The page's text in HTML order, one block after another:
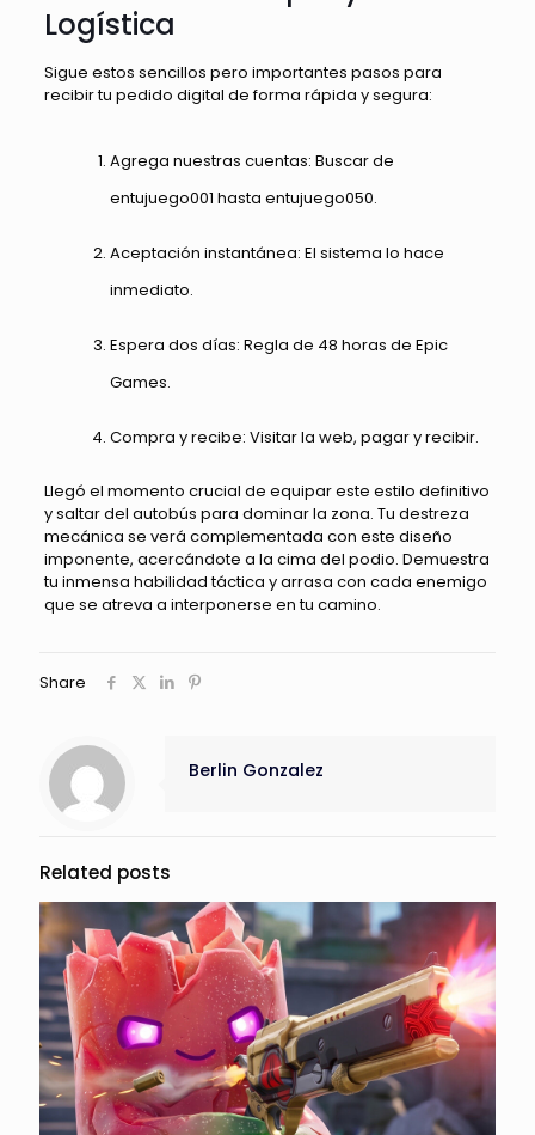
Logística
Sigue estos sencillos pero importantes pasos para
recibir tu pedido digital de forma rápida y segura:
Agrega nuestras cuentas: Buscar de
entujuego001 hasta entujuego050.
Aceptación instantánea: El sistema lo hace
inmediato.
Espera dos días: Regla de 48 horas de Epic
Games.
Compra y recibe: Visitar la web, pagar y recibir.
Llegó el momento crucial de equipar este estilo definitivo
y saltar del autobús para dominar la zona. Tu destreza
mecánica se verá complementada con este diseño
imponente, acercándote a la cima del podio. Demuestra
tu inmensa habilidad táctica y arrasa con cada enemigo
que se atreva a interponerse en tu camino.
Share
Berlin Gonzalez
Related posts